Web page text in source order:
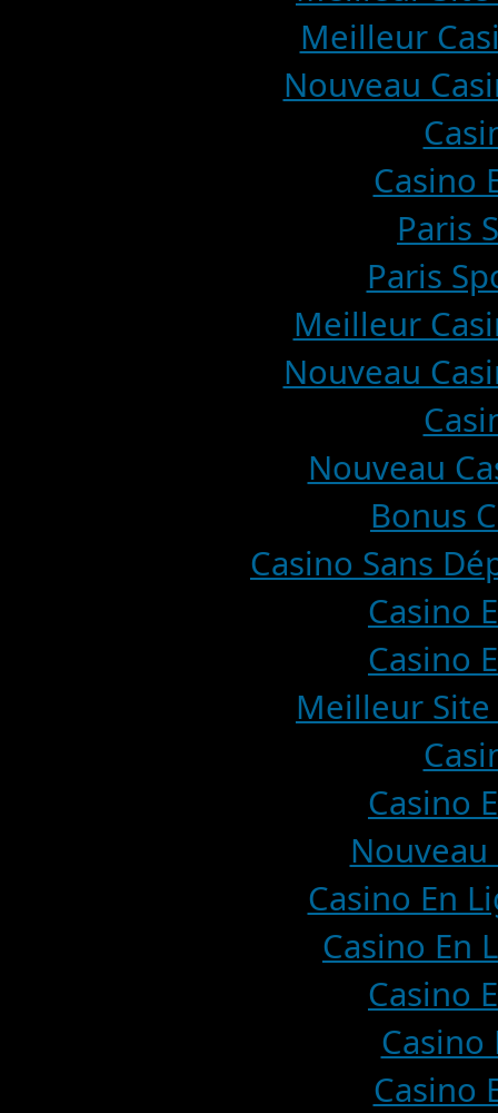
Meilleur
Nouveau
Casino
Paris
Paris
Meilleur
Nouveau
Nouveau
Bonus
Casino Sans
Casino
Casino
Meilleur Site
Casino
Nouveau
Casino En
Casino En
Casino
Casino
Casino